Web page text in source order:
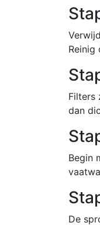
Reinig
Filters
dan
Begin
De